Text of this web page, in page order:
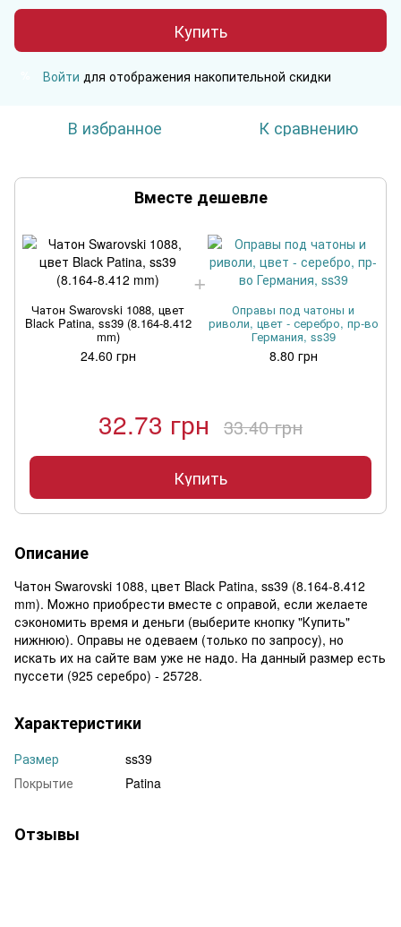
Купить
Войти для отображения накопительной скидки
В избранное К сравнению
Вместе дешевле
Чатон Swarovski 1088, цвет
Black Patina, ss39 (8.164-8.412
mm)
24.60 грн
Оправы под чатоны и
риволи, цвет - серебро, пр-во
Германия, ss39
8.80 грн
32.73 грн 33.40 грн
Купить
Описание
Чатон Swarovski 1088, цвет Black Patina, ss39 (8.164-8.412
mm). Можно приобрести вместе с оправой, если желаете
сэкономить время и деньги (выберите кнопку "Купить"
нижнюю). Оправы не одеваем (только по запросу), но
искать их на сайте вам уже не надо. На данный размер есть
пуссети (925 серебро) - 25728.
Характеристики
Размер
ss39
Покрытие
Patina
Отзывы